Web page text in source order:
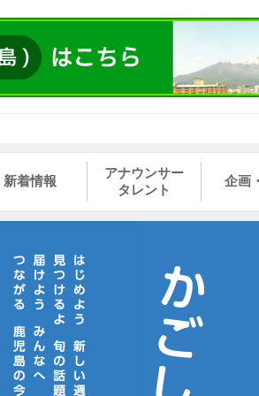
新着情報
アナウンサー
タレント
企画